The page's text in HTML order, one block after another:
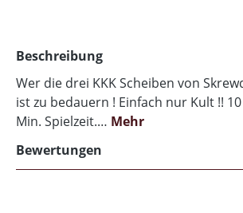
Beschreibung
Wer die drei KKK Scheiben von
ist zu bedauern ! Einfach nur Kult !!
Min. Spielzeit.… Mehr
Bewertungen